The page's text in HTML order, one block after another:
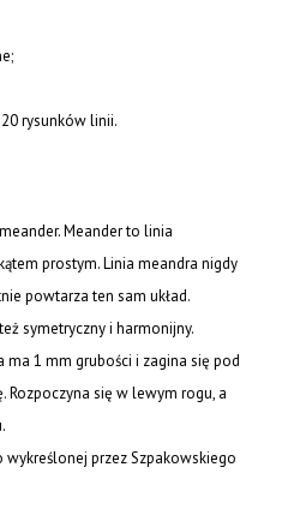
rysunków linii.
Meander to linia
prostym. Linia meandra nigdy
powtarza ten sam układ.
symetryczny i harmonijny.
ma 1 mm grubości i zagina się pod
Rozpoczyna się w lewym rogu, a
przez Szpakowskiego